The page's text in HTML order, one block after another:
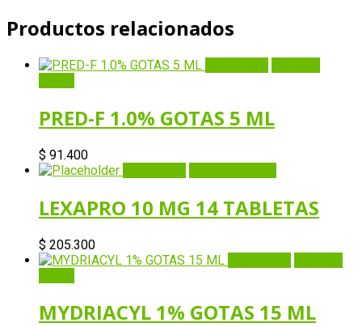
Productos relacionados
PRED-F 1.0% GOTAS 5 ML
$ 91.400
LEXAPRO 10 MG 14 TABLETAS
$ 205.300
MYDRIACYL 1% GOTAS 15 ML